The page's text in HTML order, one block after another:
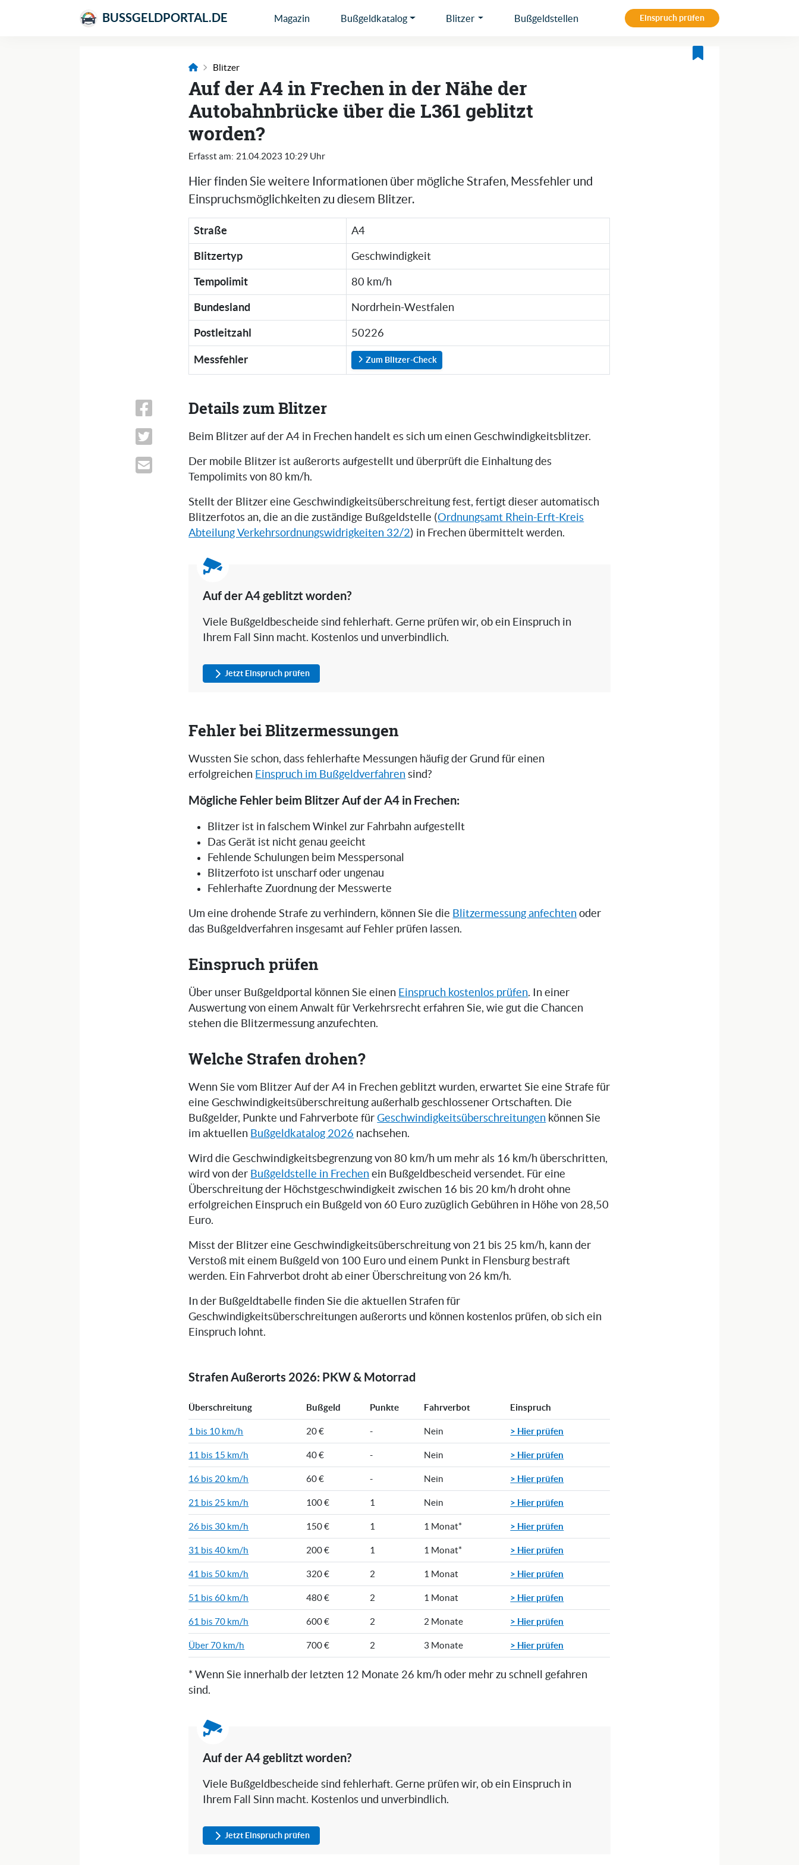
BUSSGELDPORTAL.DE Magazin Bußgeldkatalog Blitzer Bußgeldstellen Einspruch prüfen
Blitzer
Auf der A4 in Frechen in der Nähe der
Autobahnbrücke über die L361 geblitzt
worden?
Erfasst am: 21.04.2023 10:29 Uhr
Hier finden Sie weitere Informationen über mögliche Strafen, Messfehler und
Einspruchsmöglichkeiten zu diesem Blitzer.
Straße A4
Blitzertyp Geschwindigkeit
Tempolimit 80 km/h
Bundesland Nordrhein-Westfalen
Postleitzahl 50226
Messfehler Zum Blitzer-Check
Details zum Blitzer
Beim Blitzer auf der A4 in Frechen handelt es sich um einen Geschwindigkeitsblitzer.
Der mobile Blitzer ist außerorts aufgestellt und überprüft die Einhaltung des
Tempolimits von 80 km/h.
Stellt der Blitzer eine Geschwindigkeitsüberschreitung fest, fertigt dieser automatisch
Blitzerfotos an, die an die zuständige Bußgeldstelle (Ordnungsamt Rhein-Erft-Kreis
Abteilung Verkehrsordnungswidrigkeiten 32/2) in Frechen übermittelt werden.
Auf der A4 geblitzt worden?
Viele Bußgeldbescheide sind fehlerhaft. Gerne prüfen wir, ob ein Einspruch in
Ihrem Fall Sinn macht. Kostenlos und unverbindlich.
Jetzt Einspruch prüfen
Fehler bei Blitzermessungen
Wussten Sie schon, dass fehlerhafte Messungen häufig der Grund für einen
erfolgreichen Einspruch im Bußgeldverfahren sind?
Mögliche Fehler beim Blitzer Auf der A4 in Frechen:
Blitzer ist in falschem Winkel zur Fahrbahn aufgestellt
Das Gerät ist nicht genau geeicht
Fehlende Schulungen beim Messpersonal
Blitzerfoto ist unscharf oder ungenau
Fehlerhafte Zuordnung der Messwerte
Um eine drohende Strafe zu verhindern, können Sie die Blitzermessung anfechten oder
das Bußgeldverfahren insgesamt auf Fehler prüfen lassen.
Einspruch prüfen
Über unser Bußgeldportal können Sie einen Einspruch kostenlos prüfen. In einer
Auswertung von einem Anwalt für Verkehrsrecht erfahren Sie, wie gut die Chancen
stehen die Blitzermessung anzufechten.
Welche Strafen drohen?
Wenn Sie vom Blitzer Auf der A4 in Frechen geblitzt wurden, erwartet Sie eine Strafe für
eine Geschwindigkeitsüberschreitung außerhalb geschlossener Ortschaften. Die
Bußgelder, Punkte und Fahrverbote fürGeschwindigkeitsüberschreitungen können Sie
im aktuellen Bußgeldkatalog 2026 nachsehen.
Wird die Geschwindigkeitsbegrenzung von 80 km/h um mehr als 16 km/h überschritten,
wird von der Bußgeldstelle in Frechen ein Bußgeldbescheid versendet. Für eine
Überschreitung der Höchstgeschwindigkeit zwischen 16 bis 20 km/h droht ohne
erfolgreichen Einspruch ein Bußgeld von 60 Euro zuzüglich Gebühren in Höhe von 28,50
Euro.
Misst der Blitzer eine Geschwindigkeitsüberschreitung von 21 bis 25 km/h, kann der
Verstoß mit einem Bußgeld von 100 Euro und einem Punkt in Flensburg bestraft
werden. Ein Fahrverbot droht ab einer Überschreitung von 26 km/h.
In der Bußgeldtabelle finden Sie die aktuellen Strafen für
Geschwindigkeitsüberschreitungen außerorts und können kostenlos prüfen, ob sich ein
Einspruch lohnt.
Strafen Außerorts 2026: PKW & Motorrad
Überschreitung Bußgeld Punkte Fahrverbot Einspruch
1 bis 10 km/h 20 € - Nein > Hier prüfen
11 bis 15 km/h 40 € - Nein > Hier prüfen
16 bis 20 km/h 60 € - Nein > Hier prüfen
21 bis 25 km/h 100 € 1 Nein > Hier prüfen
26 bis 30 km/h 150 € 1 1 Monat* > Hier prüfen
31 bis 40 km/h 200 € 1 1 Monat* > Hier prüfen
41 bis 50 km/h 320 € 2 1 Monat > Hier prüfen
51 bis 60 km/h 480 € 2 1 Monat > Hier prüfen
61 bis 70 km/h 600 € 2 2 Monate > Hier prüfen
Über 70 km/h 700 € 2 3 Monate > Hier prüfen
* Wenn Sie innerhalb der letzten 12 Monate 26 km/h oder mehr zu schnell gefahren
sind.
Auf der A4 geblitzt worden?
Viele Bußgeldbescheide sind fehlerhaft. Gerne prüfen wir, ob ein Einspruch in
Ihrem Fall Sinn macht. Kostenlos und unverbindlich.
Jetzt Einspruch prüfen